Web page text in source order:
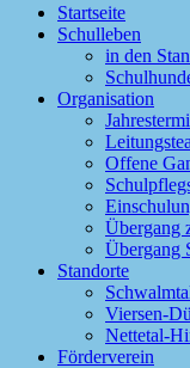
Startseite
Schulleben
in den
Organisation
Offene
Übergang
Übergang
Standorte
Viersen-
Nettetal-
Förderverein